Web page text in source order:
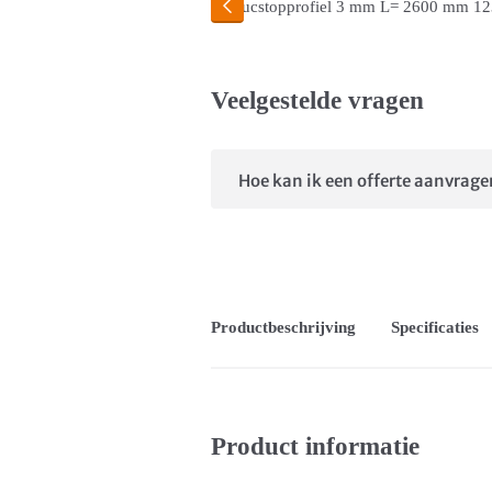
Veelgestelde vragen
Hoe kan ik een offerte
Productbeschrijving Specificaties
Product informatie